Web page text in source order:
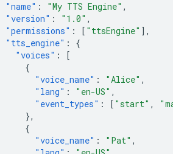
"name" : "My TTS Engine" ,
"version" : "1.0" ,
"permissions" : [ "ttsEngine" ],
"tts_engine" :
{
"voices" :
[
{
"voice_name" : "Alice" ,
"lang" : "en-US" ,
"event_types" : [ "start" ,
},
{
"voice_name" : "Pat" ,